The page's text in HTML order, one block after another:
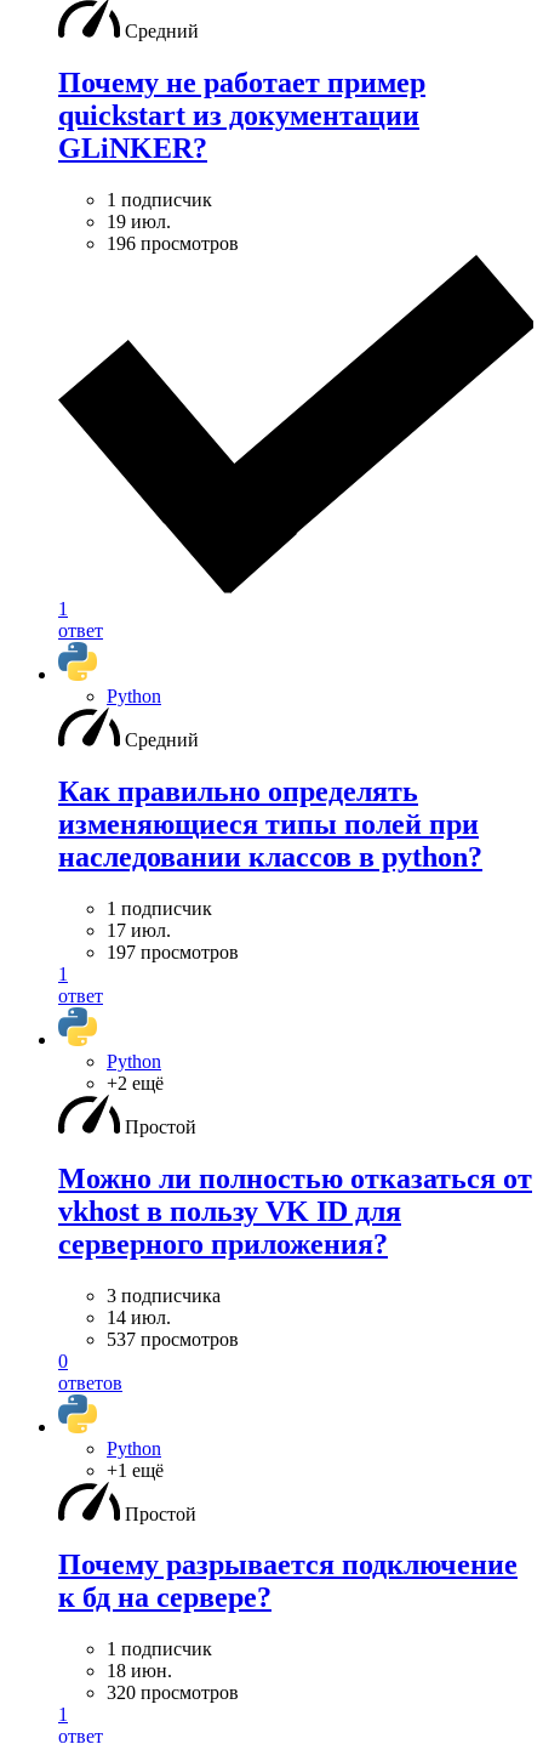
Средний
Почему не работает пример
quickstart из документации
GLiNKER?
1 подписчик
19 июл.
196 просмотров
1
ответ
Python
Средний
Как правильно определять
изменяющиеся типы полей при
наследовании классов в python?
1 подписчик
17 июл.
197 просмотров
1
ответ
Python
+2 ещё
Простой
Можно ли полностью отказаться от
vkhost в пользу VK ID для
серверного приложения?
3 подписчика
14 июл.
537 просмотров
0
ответов
Python
+1 ещё
Простой
Почему разрывается подключение
к бд на сервере?
1 подписчик
18 июн.
320 просмотров
1
ответ